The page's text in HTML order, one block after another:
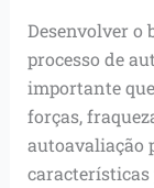
Desenvolver o
processo de
importante
forças,
autoavaliação
características